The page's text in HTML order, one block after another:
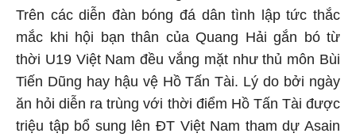
Trên các diễn đàn bóng đá dân tình lập tức thắc
mắc khi hội bạn thân của Quang Hải gắn bó từ
thời U19 Việt Nam đều vắng mặt như thủ môn Bùi
Tiến Dũng hay hậu vệ Hồ Tấn Tài. Lý do bởi ngày
ăn hỏi diễn ra trùng với thời điểm Hồ Tấn Tài được
triệu tập bổ sung lên ĐT Việt Nam tham dự Asain